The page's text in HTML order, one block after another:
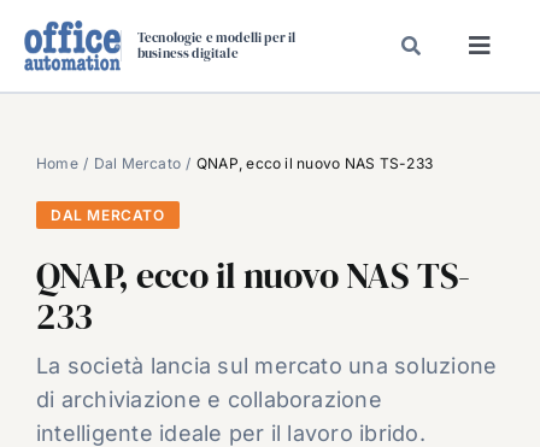
Tecnologie e modelli per il
business digitale
SPECIAL PAPER
TAVOLE ROTONDE DI REDAZIONE
CARRIERE
VIDEO
EVENTI
CHI SIAMO
Home Dal Mercato QNAP, ecco il nuovo NAS TS-233
DAL MERCATO
QNAP, ecco il nuovo NAS TS-
233
La società lancia sul mercato una soluzione
di archiviazione e collaborazione
intelligente ideale per il lavoro ibrido.